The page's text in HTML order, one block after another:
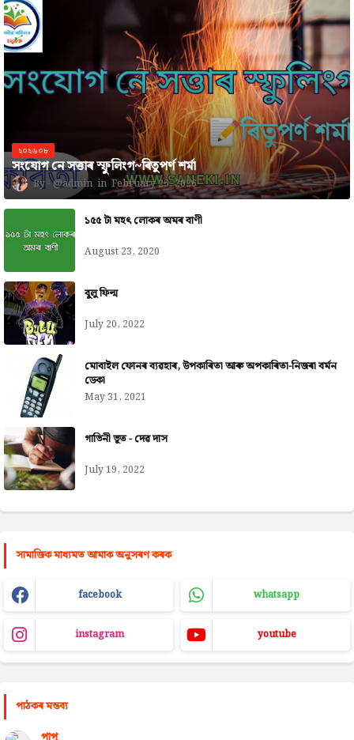
২০২৬০৮
সংযোগ নে সত্তাৰ স্ফুলিংগ~ৰিতুপৰ্ণ শৰ্মা
@admin February 25, 2026
১৫৫ টা মহৎ লোকৰ অমৰ বাণী
August 23, 2020
বুলু ফিল্ম
July 20, 2022
মোবাইল ফোনৰ ব্যৱহাৰ, উপকাৰিতা আৰু অপকাৰিতা-নিজৰা বৰ্মন
ডেকা
May 31, 2021
গাভিনী ভূত - দেৱ দাস
July 19, 2022
সামাজিক মাধ্যমত আমাক অনুসৰণ কৰক
facebook whatsapp
instagram youtube
পাঠকৰ মন্তব্য